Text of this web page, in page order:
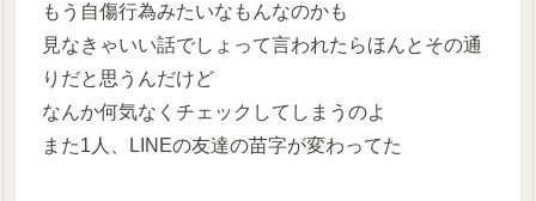
もう自傷行為みたいなもんなのかも
見なきゃいい話でしょって言われたらほんとその通
りだと思うんだけど
なんか何気なくチェックしてしまうのよ
また1人、LINEの友達の苗字が変わってた